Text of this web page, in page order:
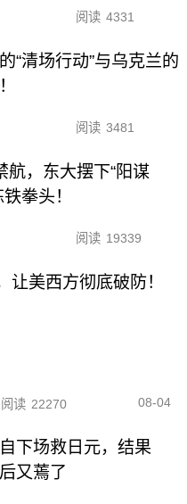
阅读 4331
“清场行动”与乌克兰的
阅读 3481
航，东大摆下“阳谋
拳头！
阅读 19339
美西方彻底破防！
阅读 22270 08-04
下场救日元，结果
又蔫了